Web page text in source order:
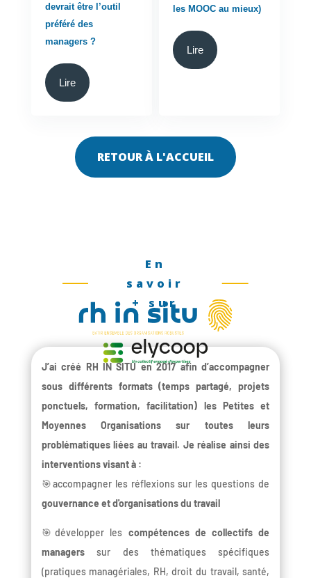
devrait être l’outil
préféré des
managers ?
Lire
les MOOC au mieux)
Lire
RETOUR À L'ACCUEIL
En
savoir
+ sur
J’ai créé RH IN SITU en 2017 afin d’accompagner
sous différents formats (temps partagé, projets
ponctuels, formation, facilitation) les Petites et
Moyennes Organisations sur toutes leurs
problématiques liées au travail. Je réalise ainsi des
interventions visant à :
🎯accompagner les réflexions sur les questions de
gouvernance et d'organisations du travail
🎯développer les compétences de collectifs de
managerssur des thématiques spécifiques
(pratiques managériales, RH, droit du travail, santé,